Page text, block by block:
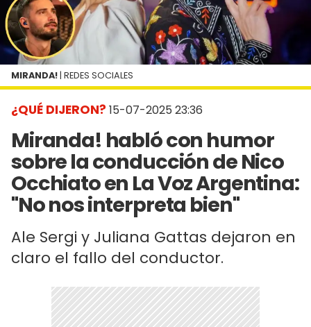
¿QUÉ DIJERON? 15-07-2025 23:36
Miranda! habló con humor
sobre la conducción de Nico
Occhiato en La Voz Argentina:
"No nos interpreta bien"
Ale Sergi y Juliana Gattas dejaron en
claro el fallo del conductor.
MIRANDA! | REDES SOCIALES